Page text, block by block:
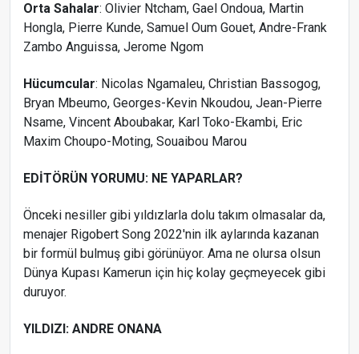
Orta Sahalar: Olivier Ntcham, Gael Ondoua, Martin
Hongla, Pierre Kunde, Samuel Oum Gouet, Andre-Frank
Zambo Anguissa, Jerome Ngom
Hücumcular: Nicolas Ngamaleu, Christian Bassogog,
Bryan Mbeumo, Georges-Kevin Nkoudou, Jean-Pierre
Nsame, Vincent Aboubakar, Karl Toko-Ekambi, Eric
Maxim Choupo-Moting, Souaibou Marou
EDİTÖRÜN YORUMU: NE YAPARLAR?
Önceki nesiller gibi yıldızlarla dolu takım olmasalar da,
menajer Rigobert Song 2022'nin ilk aylarında kazanan
bir formül bulmuş gibi görünüyor. Ama ne olursa olsun
Dünya Kupası Kamerun için hiç kolay geçmeyecek gibi
duruyor.
YILDIZI: ANDRE ONANA